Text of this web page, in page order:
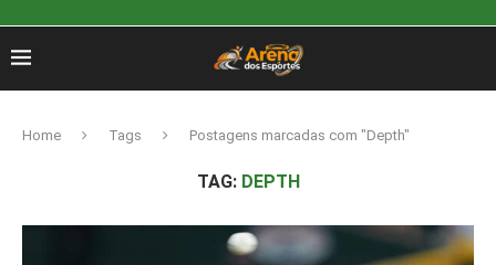
Home Tags Postagens marcadas com "Depth"
TAG: DEPTH